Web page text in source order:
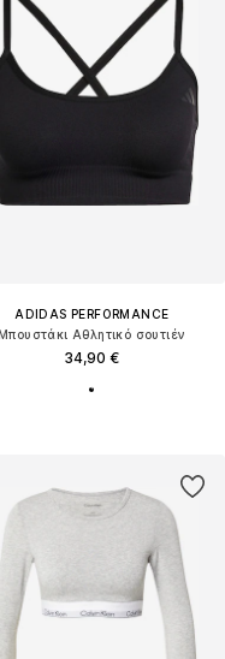
ADIDAS PERFORMANCE
Αθλητικό σουτιέν
34,90 €